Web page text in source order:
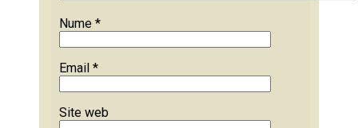
Nume *
Email *
Site web